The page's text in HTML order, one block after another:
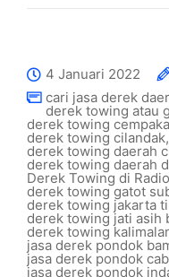
4 Januari 2022
cari jasa derek
derek towing atau
derek towing
derek towing cilandak,
derek towing daerah
derek towing daerah
Derek Towing di
derek towing gatot
derek towing jakarta
derek towing jati asih
derek towing
jasa derek pondok
jasa derek pondok
jasa derek pondok